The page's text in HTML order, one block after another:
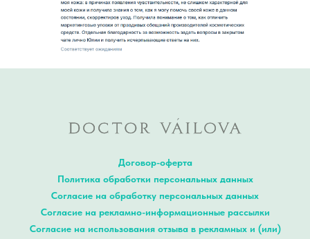
Договор-оферта
Политика обработки персональных данных
Согласие на обработку персональных данных
Согласие на рекламно-информационные рассылки
Согласие на использования отзыва в рекламных и (или)